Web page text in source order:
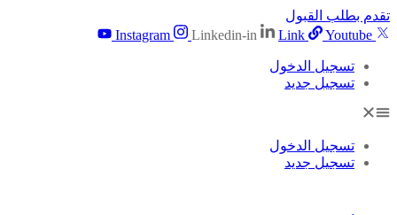
بطلب القبول
Instagram
Linkedin-in Link Youtube
تسجيل الدخول
تسجيل جديد
تسجيل الدخول
تسجيل جديد